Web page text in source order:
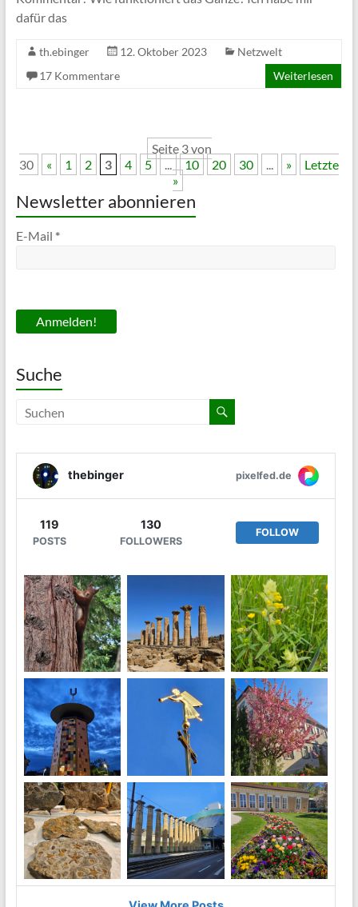
dafür das
th.ebinger 12. Oktober 2023
Netzwelt
17 Kommentare
Weiterlesen
Seite 3 von
30
« 1 2 3 4 5 ... 10 20 30 ... »
Letzte
»
Newsletter abonnieren
E-Mail *
Suche